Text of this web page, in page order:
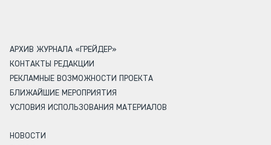
АРХИВ ЖУРНАЛА «ГРЕЙДЕР»
КОНТАКТЫ РЕДАКЦИИ
РЕКЛАМНЫЕ ВОЗМОЖНОСТИ ПРОЕКТА
БЛИЖАЙШИЕ МЕРОПРИЯТИЯ
УСЛОВИЯ ИСПОЛЬЗОВАНИЯ МАТЕРИАЛОВ
НОВОСТИ